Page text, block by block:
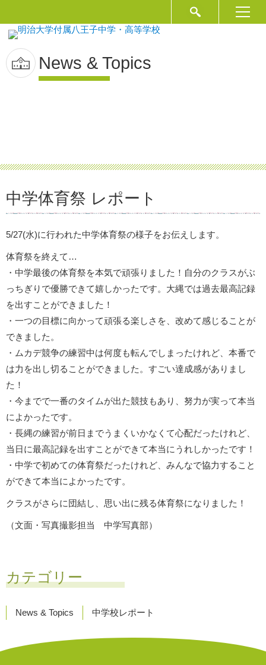
News & Topics
中学体育祭 レポート
5/27(水)に行われた中学体育祭の様子をお伝えします。
体育祭を終えて…
・中学最後の体育祭を本気で頑張りました！自分のクラスがぶ
っちぎりで優勝できて嬉しかったです。大縄では過去最高記録
を出すことができました！
・一つの目標に向かって頑張る楽しさを、改めて感じることが
できました。
・ムカデ競争の練習中は何度も転んでしまったけれど、本番で
は力を出し切ることができました。すごい達成感がありまし
た！
・今までで一番のタイムが出た競技もあり、努力が実って本当
によかったです。
・長縄の練習が前日までうまくいかなくて心配だったけれど、
当日に最高記録を出すことができて本当にうれしかったです！
・中学で初めての体育祭だったけれど、みんなで協力すること
ができて本当によかったです。
クラスがさらに団結し、思い出に残る体育祭になりました！
（文面・写真撮影担当 中学写真部）
カテゴリー
News & Topics 中学校レポート